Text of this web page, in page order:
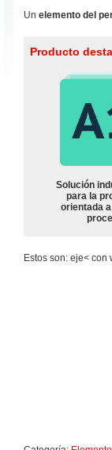
Un elemento del
Producto
Solución
para la
orientada
Estos son: eje<